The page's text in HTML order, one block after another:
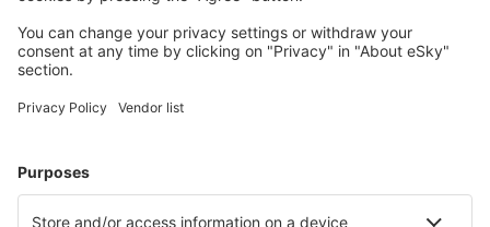
Planifică-ți călătoria
Bilete de avion
Zbor+Hotel